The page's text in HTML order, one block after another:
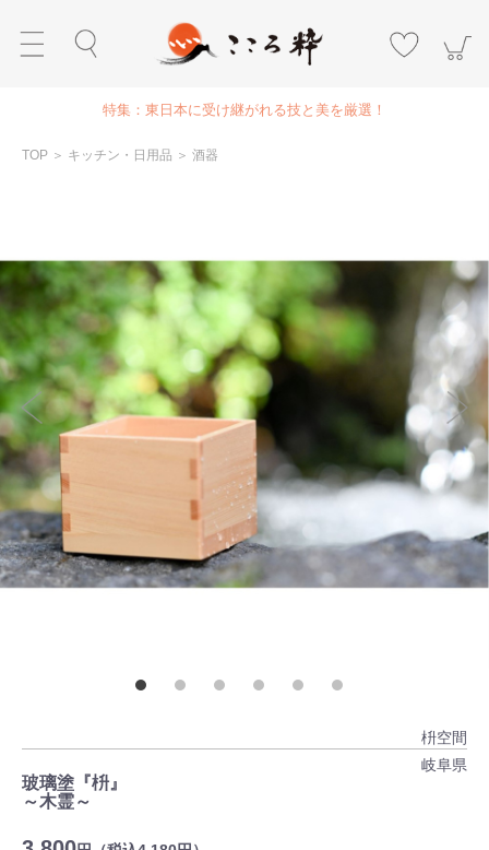
特集：東日本に受け継がれる技と美を厳選！
TOP ＞ キッチン・日用品 ＞ 酒器
枡空間
岐阜県
玻璃塗『枡』
～木霊～